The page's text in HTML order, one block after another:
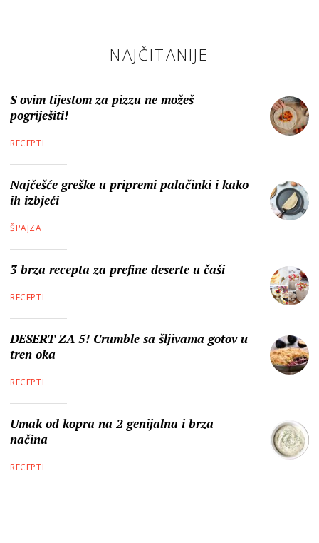
NAJČITANIJE
S ovim tijestom za pizzu ne možeš
pogriješiti!
RECEPTI
Najčešće greške u pripremi palačinki i kako
ih izbjeći
ŠPAJZA
3 brza recepta za prefine deserte u čaši
RECEPTI
DESERT ZA 5! Crumble sa šljivama gotov u
tren oka
RECEPTI
Umak od kopra na 2 genijalna i brza
načina
RECEPTI